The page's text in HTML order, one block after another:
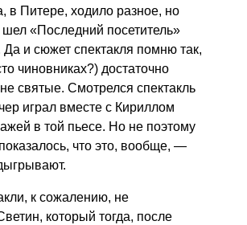
в Питере, ходило разное, но
«Последний посетитель»
и сюжет спектакля помню так,
чиновниках?) достаточно
святые. Смотрелся спектакль
играл вместе с Кириллом
в той пьесе. Но не поэтому
что это, вообще, —
к сожалению, не
который тогда, после